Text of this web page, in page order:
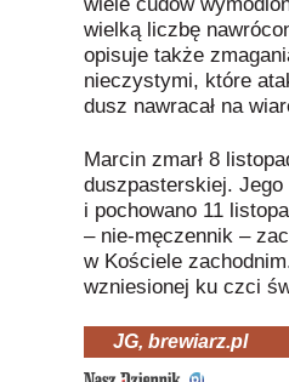
wielką liczbę
opisuje także
nieczystymi, które
dusz nawracał na
Marcin zmarł 8
duszpasterskiej. Jego
i pochowano 11
– nie-męczennik –
w Kościele
wzniesionej ku czci
JG, brewiarz.pl